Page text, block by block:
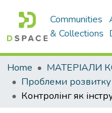
Communities
& Collections
Home